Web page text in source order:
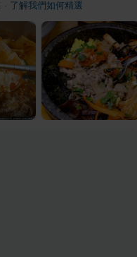
了解我們如何精選